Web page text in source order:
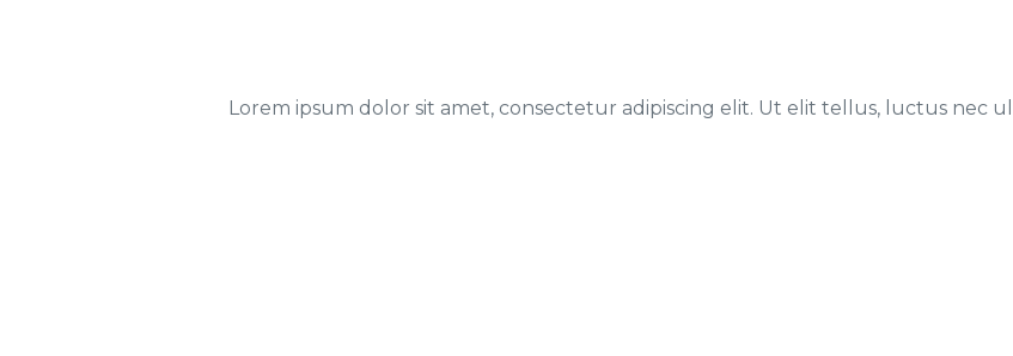
Lorem ipsum dolor sit amet, consectetur adipiscing elit. Ut elit tellus, luctus nec